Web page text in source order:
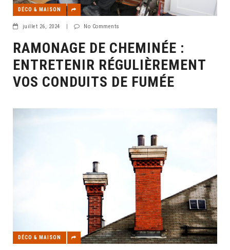
DÉCO & MAISON
juillet 26, 2024 | No Comments
RAMONAGE DE CHEMINÉE :
ENTRETENIR RÉGULIÈREMENT
VOS CONDUITS DE FUMÉE
DÉCO & MAISON